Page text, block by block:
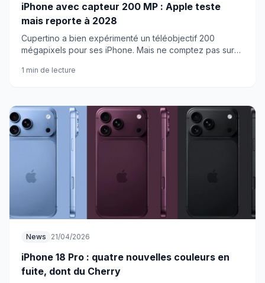
iPhone avec capteur 200 MP : Apple teste
mais reporte à 2028
Cupertino a bien expérimenté un téléobjectif 200
mégapixels pour ses iPhone. Mais ne comptez pas sur
1 min de lecture
News 21/04/2026
iPhone 18 Pro : quatre nouvelles couleurs en
fuite, dont du Cherry